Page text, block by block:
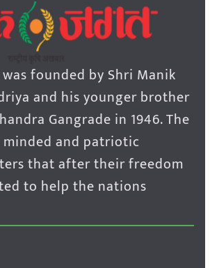
founded by Shri Manik
and his younger brother
Gangrade in 1946. The
and patriotic
that after their freedom
to help the nations